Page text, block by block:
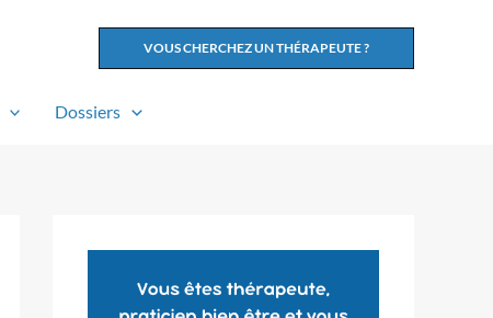
VOUS CHERCHEZ UN THÉRAPEUTE ?
Dossiers